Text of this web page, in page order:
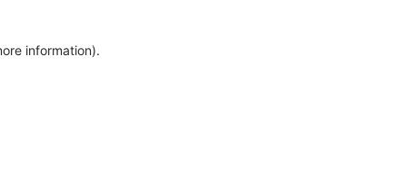
information).